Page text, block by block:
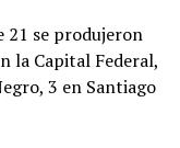
21 se produjeron
la Capital Federal,
3 en Santiago